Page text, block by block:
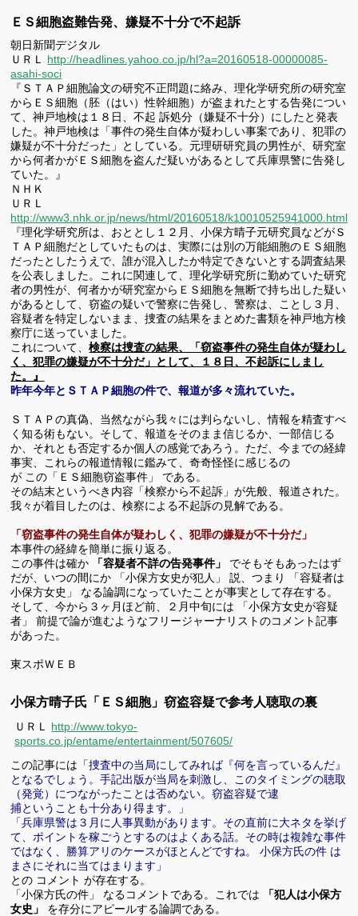
ＥＳ細胞盗難告発、嫌疑不十分で不起訴
朝日新聞デジタル
ＵＲＬ http://headlines.yahoo.co.jp/hl?a=20160518-00000085-
asahi-soci
『ＳＴＡＰ細胞論文の研究不正問題に絡み、理化学研究所の研究室
からＥＳ細胞（胚（はい）性幹細胞）が盗まれたとする告発につい
て、神戸地検は１８日、不起 訴処分（嫌疑不十分）にしたと発表
した。神戸地検は「事件の発生自体が疑わしい事案であり、犯罪の
嫌疑が不十分だった」としている。元理研研究員の男性が、研究室
から何者かがＥＳ細胞を盗んだ疑いがあるとして兵庫県警に告発し
ていた。』
ＮＨＫ
ＵＲＬ
http://www3.nhk.or.jp/news/html/20160518/k10010525941000.html
『理化学研究所は、おととし１２月、小保方晴子元研究員などがＳ
ＴＡＰ細胞だとしていたものは、実際には別の万能細胞のＥＳ細胞
だったとしたうえで、誰が混入したか特定できないとする調査結果
を公表しました。これに関連して、理化学研究所に勤めていた研究
者の男性が、何者かが研究室からＥＳ細胞を無断で持ち出した疑い
があるとして、窃盗の疑いで警察に告発し、警察は、ことし３月、
容疑者を特定しないまま、捜査の結果をまとめた書類を神戸地方検
察庁に送っていました。
これについて、検察は捜査の結果、「窃盗事件の発生自体が疑わし
く、犯罪の嫌疑が不十分だ」として、１８日、不起訴にしまし
た。』
昨年今年とＳＴＡＰ細胞の件で、報道が多々流れていた。
ＳＴＡＰの真偽、当然ながら我々には判らないし、情報を精査すべ
く知る術もない。そして、報道をそのまま信じるか、一部信じる
か、それとも否定するか個人の感覚であろう。ただ、今までの経緯
事実、これらの報道情報に鑑みて、奇奇怪怪に感じるの
が この「ＥＳ細胞窃盗事件」 である。
その結末というべき内容「検察から不起訴」が先般、報道された。
我々が着目したのは、検察による不起訴の見解である。
「窃盗事件の発生自体が疑わしく、犯罪の嫌疑が不十分だ」
本事件の経緯を簡単に振り返る。
この事件は確か
「容疑者不詳の告発事件」
でそもそもあったはず
だが、いつの間にか 「小保方女史が犯人」 説、つまり 「容疑者は
小保方女史」 なる論調になっていたことが事実として存在する。
そして、今から３ヶ月ほど前、２月中旬には 「小保方女史が容疑
者」 前提で論が進むようなフリージャーナリストのコメント記事
があった。
東スポＷＥＢ
小保方晴子氏「ＥＳ細胞」窃盗容疑で参考人聴取の裏
ＵＲＬ http://www.tokyo-
sports.co.jp/entame/entertainment/507605/
この記事には「捜査中の当局にしてみれば『何を言っているんだ』
となるでしょう。手記出版が当局を刺激し、このタイミングの聴取
（発覚）につながったことは否めない。窃盗容疑で逮
捕ということも十分あり得ます。」
「兵庫県警は３月に人事異動があります。その直前に大ネタを挙げ
て、ポイントを稼ごうとするのはよくある話。その時は複雑な事件
ではなく、勝算アリのケースがほとんどですね。 小保方氏の件 は
まさにそれに当てはまります」
との コメント が存在する。
「小保方氏の件」 なるコメントである。これでは
「犯人は小保方
女史」
を存分にアピールする論調である。